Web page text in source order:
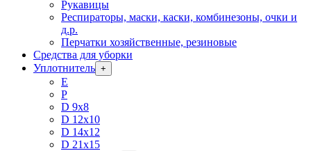
Рукавицы
Респираторы, маски, каски, комбинезоны, очки и
д.р.
Перчатки хозяйственные, резиновые
Средства для уборки
Уплотнитель +
Е
Р
D 9х8
D 12х10
D 14х12
D 21х15